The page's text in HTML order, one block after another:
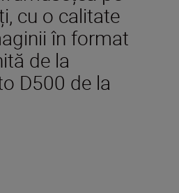
cu o calitate
în format
de la
D500 de la